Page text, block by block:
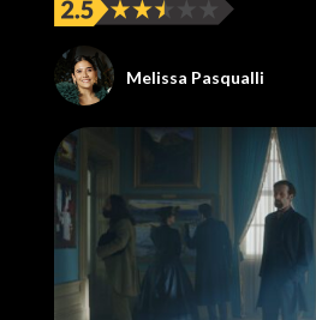
Melissa Pasqualli